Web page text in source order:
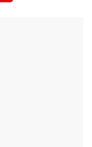
i tleskali,
že
fakt,